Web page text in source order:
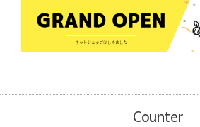
Counter